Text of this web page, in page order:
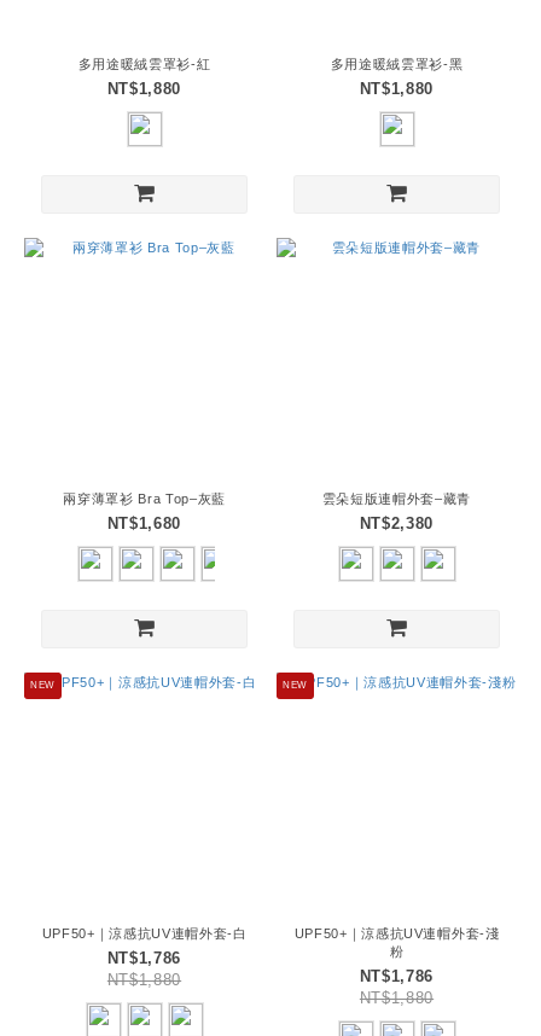
多用途暖絨雲罩衫-紅
NT$1,880
多用途暖絨雲罩衫-黑
NT$1,880
兩穿薄罩衫 Bra Top–灰藍
NT$1,680
雲朵短版連帽外套–藏青
NT$2,380
NEW
UPF50+｜涼感抗UV連帽外套-白
NT$1,786
NT$1,880
NEW
UPF50+｜涼感抗UV連帽外套-淺
粉
NT$1,786
NT$1,880